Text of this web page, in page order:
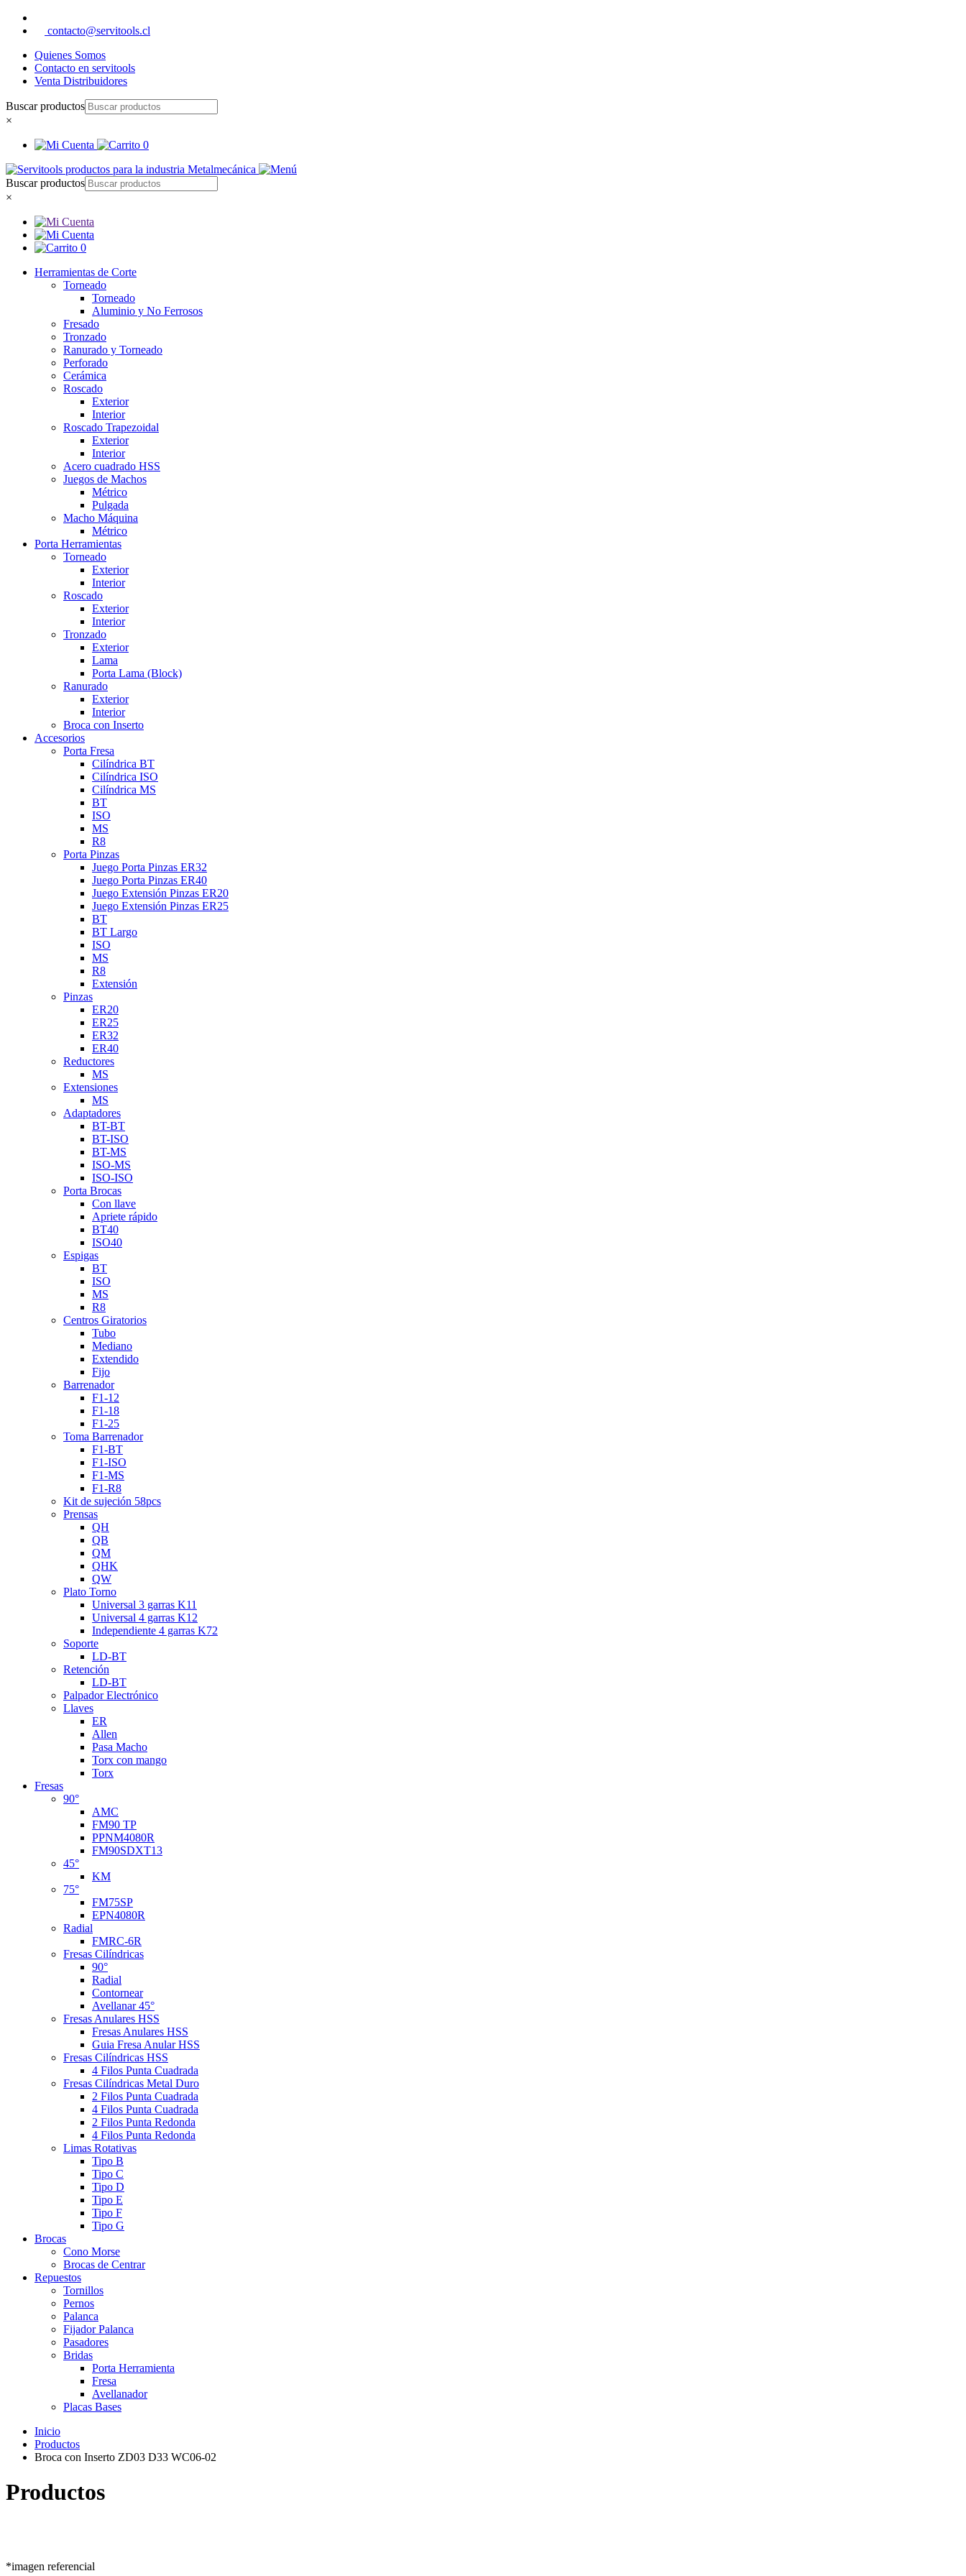
contacto@servitools.cl
Quienes Somos
Contacto en servitools
Venta Distribuidores
Buscar productos
×
0
Buscar productos
×
0
Herramientas de Corte
Torneado
Torneado
Aluminio y No Ferrosos
Fresado
Tronzado
Ranurado y Torneado
Perforado
Cerámica
Roscado
Exterior
Interior
Roscado Trapezoidal
Exterior
Interior
Acero cuadrado HSS
Juegos de Machos
Métrico
Pulgada
Macho Máquina
Métrico
Porta Herramientas
Torneado
Exterior
Interior
Roscado
Exterior
Interior
Tronzado
Exterior
Lama
Porta Lama (Block)
Ranurado
Exterior
Interior
Broca con Inserto
Accesorios
Porta Fresa
Cilíndrica BT
Cilíndrica ISO
Cilíndrica MS
BT
ISO
MS
R8
Porta Pinzas
Juego Porta Pinzas ER32
Juego Porta Pinzas ER40
Juego Extensión Pinzas ER20
Juego Extensión Pinzas ER25
BT
BT Largo
ISO
MS
R8
Extensión
Pinzas
ER20
ER25
ER32
ER40
Reductores
MS
Extensiones
MS
Adaptadores
BT-BT
BT-ISO
BT-MS
ISO-MS
ISO-ISO
Porta Brocas
Con llave
Apriete rápido
BT40
ISO40
Espigas
BT
ISO
MS
R8
Centros Giratorios
Tubo
Mediano
Extendido
Fijo
Barrenador
F1-12
F1-18
F1-25
Toma Barrenador
F1-BT
F1-ISO
F1-MS
F1-R8
Kit de sujeción 58pcs
Prensas
QH
QB
QM
QHK
QW
Plato Torno
Universal 3 garras K11
Universal 4 garras K12
Independiente 4 garras K72
Soporte
LD-BT
Retención
LD-BT
Palpador Electrónico
Llaves
ER
Allen
Pasa Macho
Torx con mango
Torx
Fresas
90°
AMC
FM90 TP
PPNM4080R
FM90SDXT13
45°
KM
75°
FM75SP
EPN4080R
Radial
FMRC-6R
Fresas Cilíndricas
90°
Radial
Contornear
Avellanar 45°
Fresas Anulares HSS
Fresas Anulares HSS
Guia Fresa Anular HSS
Fresas Cilíndricas HSS
4 Filos Punta Cuadrada
Fresas Cilíndricas Metal Duro
2 Filos Punta Cuadrada
4 Filos Punta Cuadrada
2 Filos Punta Redonda
4 Filos Punta Redonda
Limas Rotativas
Tipo B
Tipo C
Tipo D
Tipo E
Tipo F
Tipo G
Brocas
Cono Morse
Brocas de Centrar
Repuestos
Tornillos
Pernos
Palanca
Fijador Palanca
Pasadores
Bridas
Porta Herramienta
Fresa
Avellanador
Placas Bases
Inicio
Productos
Broca con Inserto ZD03 D33 WC06-02
Productos
*imagen referencial